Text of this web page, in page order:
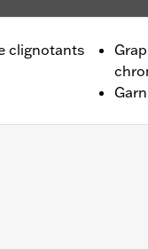
clignotants